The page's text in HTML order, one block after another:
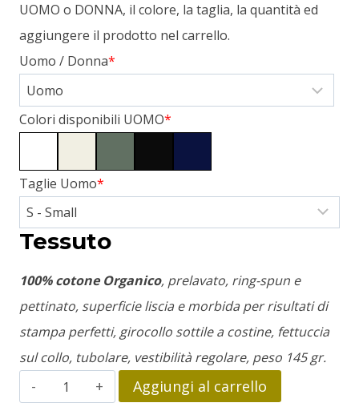
UOMO o DONNA, il colore, la taglia, la quantità ed
aggiungere il prodotto nel carrello.
*
Uomo / Donna
*
Colori disponibili UOMO
*
Taglie Uomo
Tessuto
100% cotone Organico, prelavato, ring-spun e
pettinato, superficie liscia e morbida per risultati di
stampa perfetti, girocollo sottile a costine, fettuccia
sul collo, tubolare, vestibilità regolare, peso 145 gr.
Frankenstein
Junior
Aggiungi al carrello